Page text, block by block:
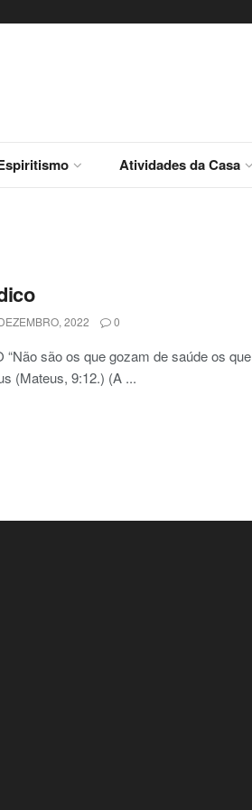
Atividades da Casa
2022 0
são os que gozam de saúde os que
(Mateus, 9:12.) (A ...